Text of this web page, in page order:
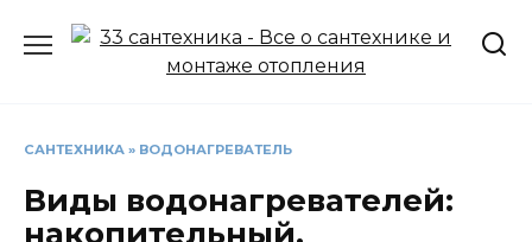
САНТЕХНИКА » ВОДОНАГРЕВАТЕЛЬ
Виды водонагревателей:
накопительный,